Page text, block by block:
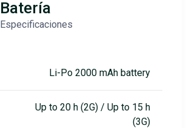
Batería
Especificaciones
Li-Po 2000 mAh battery
Up to 20 h (2G) / Up to 15 h
(3G)